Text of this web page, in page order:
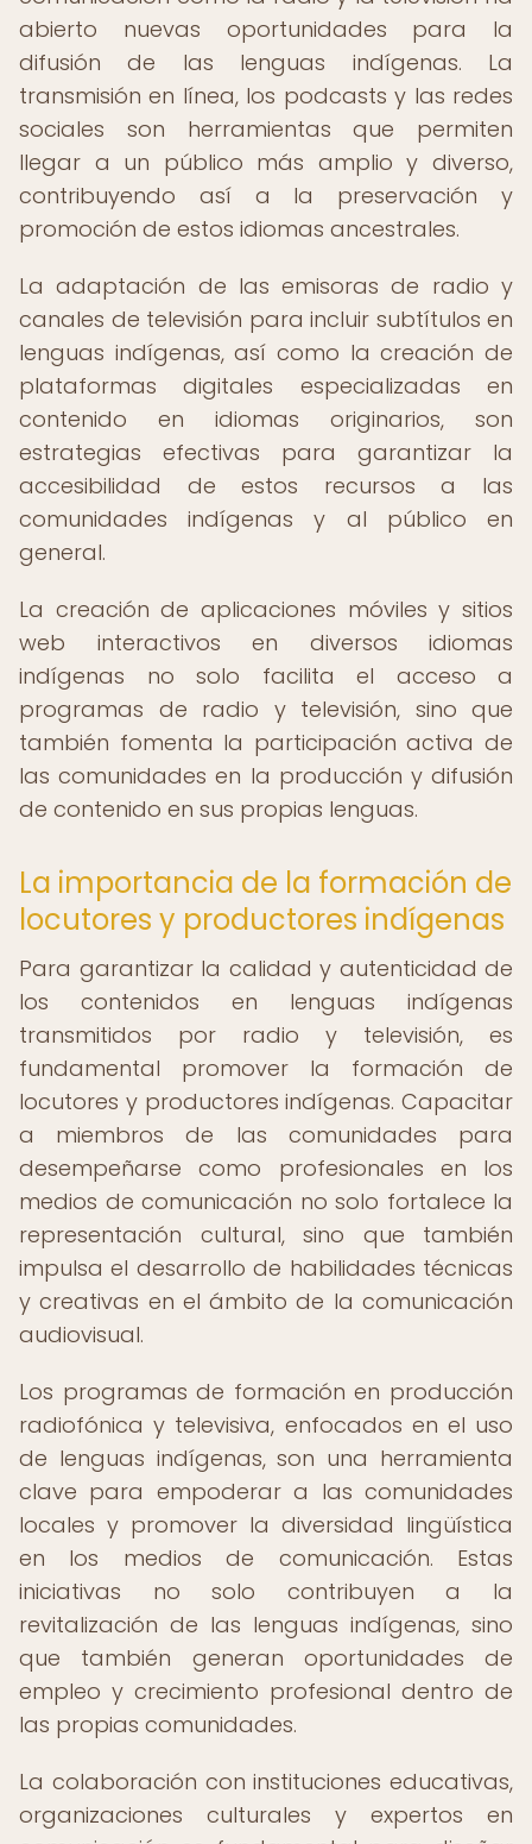
abierto nuevas oportunidades para la
difusión de las lenguas indígenas. La
transmisión en línea, los podcasts y las redes
sociales son herramientas que permiten
llegar a un público más amplio y diverso,
contribuyendo así a la preservación y
promoción de estos idiomas ancestrales.
La adaptación de las emisoras de radio y
canales de televisión para incluir subtítulos en
lenguas indígenas, así como la creación de
plataformas digitales especializadas en
contenido en idiomas originarios, son
estrategias efectivas para garantizar la
accesibilidad de estos recursos a las
comunidades indígenas y al público en
general.
La creación de aplicaciones móviles y sitios
web interactivos en diversos idiomas
indígenas no solo facilita el acceso a
programas de radio y televisión, sino que
también fomenta la participación activa de
las comunidades en la producción y difusión
de contenido en sus propias lenguas.
La importancia de la formación de
locutores y productores indígenas
Para garantizar la calidad y autenticidad de
los contenidos en lenguas indígenas
transmitidos por radio y televisión, es
fundamental promover la formación de
locutores y productores indígenas. Capacitar
a miembros de las comunidades para
desempeñarse como profesionales en los
medios de comunicación no solo fortalece la
representación cultural, sino que también
impulsa el desarrollo de habilidades técnicas
y creativas en el ámbito de la comunicación
audiovisual.
Los programas de formación en producción
radiofónica y televisiva, enfocados en el uso
de lenguas indígenas, son una herramienta
clave para empoderar a las comunidades
locales y promover la diversidad lingüística
en los medios de comunicación. Estas
iniciativas no solo contribuyen a la
revitalización de las lenguas indígenas, sino
que también generan oportunidades de
empleo y crecimiento profesional dentro de
las propias comunidades.
La colaboración con instituciones educativas,
organizaciones culturales y expertos en